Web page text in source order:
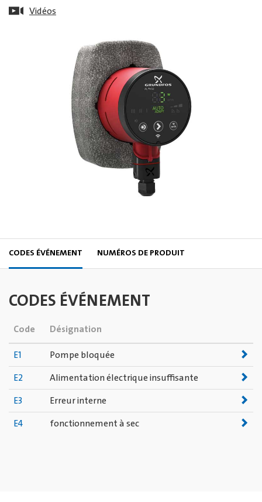
Vidéos
CODES ÉVÉNEMENT NUMÉROS DE PRODUIT
CODES ÉVÉNEMENT
Code Désignation
E1 Pompe bloquée
E2 Alimentation électrique insuffisante
E3 Erreur interne
E4 fonctionnement à sec